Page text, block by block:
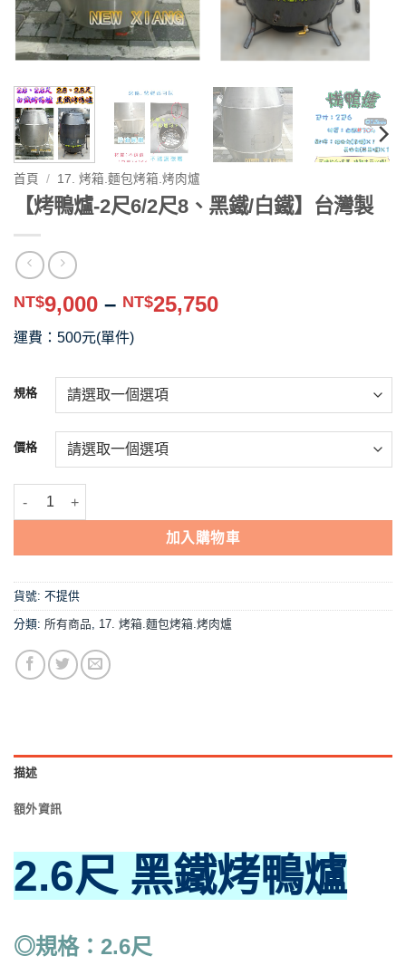
首頁 / 17. 烤箱.麵包烤箱.烤肉爐
【烤鴨爐-2尺6/2尺8、黑鐵/白鐵】台灣製
NT$9,000 – NT$25,750價
到
NT$25,750
運費：500元(單件)
規格
價格
【烤鴨爐-2尺6/2尺8、黑鐵/白鐵】台灣製 數量
加入購物車
貨號: 不提供
分類: 所有商品, 17. 烤箱.麵包烤箱.烤肉爐
描述
額外資訊
2.6尺 黑鐵烤鴨爐
◎規格：2.6尺